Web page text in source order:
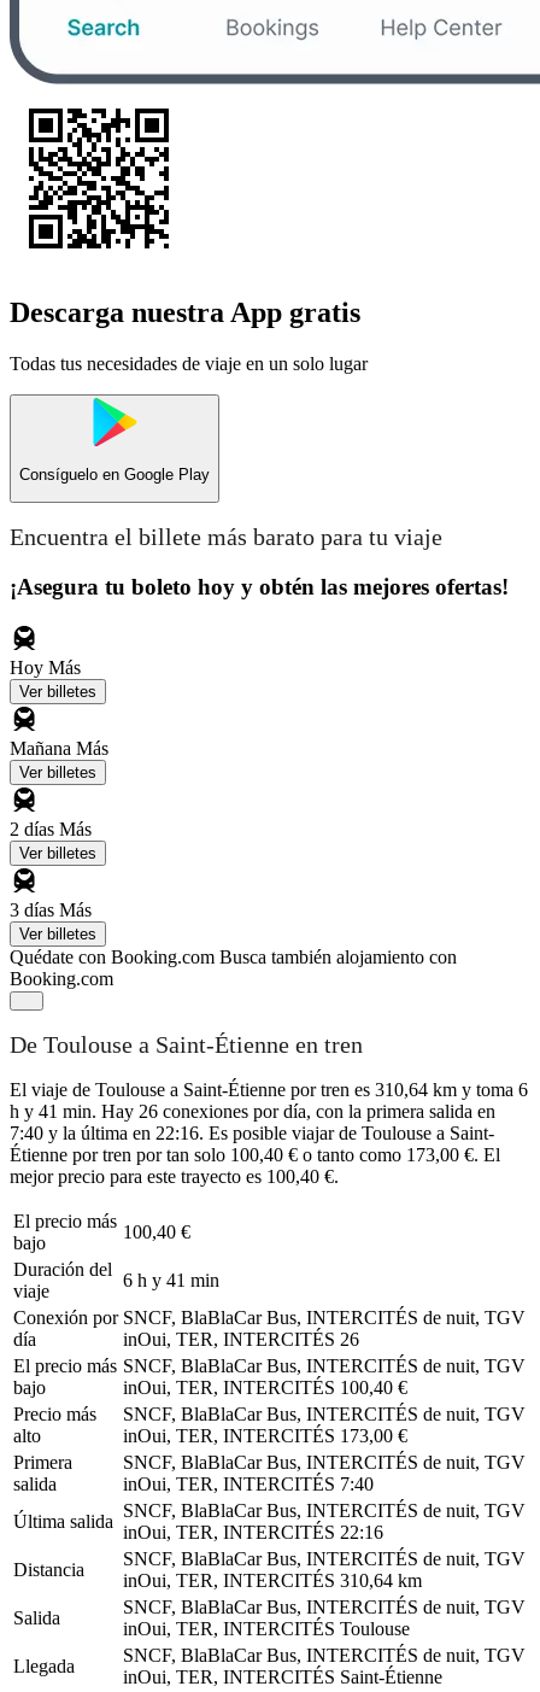
Descarga nuestra App gratis
Todas tus necesidades de viaje en un solo lugar
Consíguelo en Google Play
Encuentra el billete más barato para tu viaje
¡Asegura tu boleto hoy y obtén las mejores ofertas!
Hoy Más
Ver billetes
Mañana Más
Ver billetes
2 días Más
Ver billetes
3 días Más
Ver billetes
Quédate con Booking.com Busca también alojamiento con
Booking.com
De Toulouse a Saint-Étienne en tren
El viaje de Toulouse a Saint-Étienne por tren es 310,64 km y toma 6
h y 41 min. Hay 26 conexiones por día, con la primera salida en
7:40 y la última en 22:16. Es posible viajar de Toulouse a Saint-
Étienne por tren por tan solo 100,40 € o tanto como 173,00 €. El
mejor precio para este trayecto es 100,40 €.
El precio más
bajo
100,40 €
Duración del
viaje
6 h y 41 min
Conexión por
día
SNCF, BlaBlaCar Bus, INTERCITÉS de nuit, TGV
inOui, TER, INTERCITÉS 26
El precio más
bajo
SNCF, BlaBlaCar Bus, INTERCITÉS de nuit, TGV
inOui, TER, INTERCITÉS 100,40 €
Precio más
alto
SNCF, BlaBlaCar Bus, INTERCITÉS de nuit, TGV
inOui, TER, INTERCITÉS 173,00 €
Primera
salida
SNCF, BlaBlaCar Bus, INTERCITÉS de nuit, TGV
inOui, TER, INTERCITÉS 7:40
Última salida
SNCF, BlaBlaCar Bus, INTERCITÉS de nuit, TGV
inOui, TER, INTERCITÉS 22:16
Distancia
SNCF, BlaBlaCar Bus, INTERCITÉS de nuit, TGV
inOui, TER, INTERCITÉS 310,64 km
Salida
SNCF, BlaBlaCar Bus, INTERCITÉS de nuit, TGV
inOui, TER, INTERCITÉS Toulouse
Llegada
SNCF, BlaBlaCar Bus, INTERCITÉS de nuit, TGV
inOui, TER, INTERCITÉS Saint-Étienne